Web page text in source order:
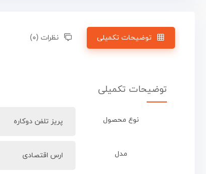
توضیحات تکمیلی نظرات (۰)
توضیحات تکمیلی
نوع محصول پریز تلفن دوکاره
مدل ارس اقتصادی